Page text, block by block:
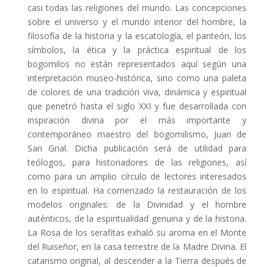
casi todas las religiones del mundo. Las concepciones
sobre el universo y el mundo interior del hombre, la
filosofía de la historia y la escatología, el panteón, los
símbolos, la ética y la práctica espiritual de los
bogomilos no están representados aquí según una
interpretación museo-histórica, sino como una paleta
de colores de una tradición viva, dinámica y espiritual
que penetró hasta el siglo XXI y fue desarrollada con
inspiración divina por el más importante y
contemporáneo maestro del bogomilismo, Juan de
San Grial. Dicha publicación será de utilidad para
teólogos, para historiadores de las religiones, así
como para un amplio círculo de lectores interesados
en lo espiritual. Ha comenzado la restauración de los
modelos originales: de la Divinidad y el hombre
auténticos, de la espiritualidad genuina y de la historia.
La Rosa de los serafitas exhaló su aroma en el Monte
del Ruiseñor, en la casa terrestre de la Madre Divina. El
catarismo original, al descender a la Tierra después de